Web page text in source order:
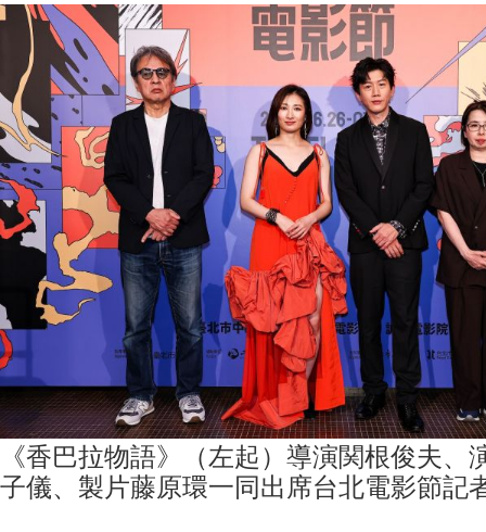
《香巴拉物語》（左起）導演関根俊夫、
子儀、製片藤原環一同出席台北電影節記